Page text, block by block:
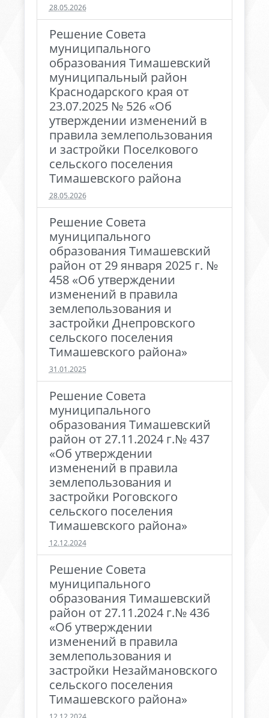
28.05.2026
Решение Совета
муниципального
образования Тимашевский
муниципальный район
Краснодарского края от
23.07.2025 № 526 «Об
утверждении изменений в
правила землепользования
и застройки Поселкового
сельского поселения
Тимашевского района
28.05.2026
Решение Совета
муниципального
образования Тимашевский
район от 29 января 2025 г. №
458 «Об утверждении
изменений в правила
землепользования и
застройки Днепровского
сельского поселения
Тимашевского района»
31.01.2025
Решение Совета
муниципального
образования Тимашевский
район от 27.11.2024 г.№ 437
«Об утверждении
изменений в правила
землепользования и
застройки Роговского
сельского поселения
Тимашевского района»
12.12.2024
Решение Совета
муниципального
образования Тимашевский
район от 27.11.2024 г.№ 436
«Об утверждении
изменений в правила
землепользования и
застройки Незаймановского
сельского поселения
Тимашевского района»